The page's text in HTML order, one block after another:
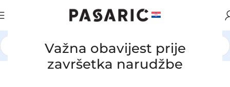
Važna obavijest prije
završetka narudžbe
AUTOMOBILI / ROVER